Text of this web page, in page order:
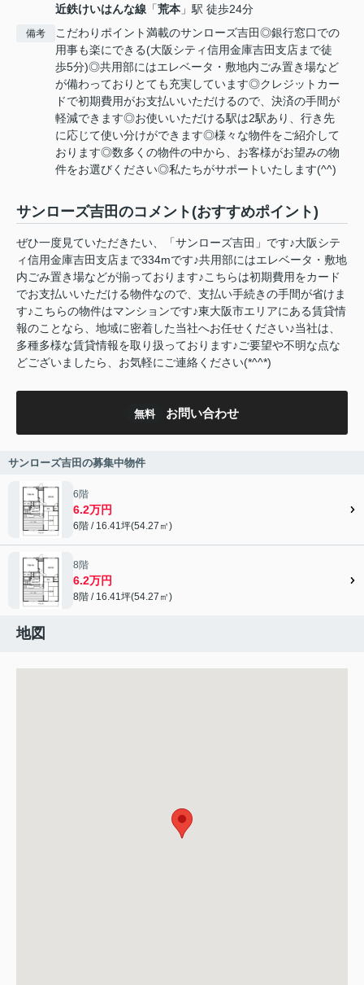
近鉄けいはんな線 「荒本 」駅 徒歩24分
備考
こだわりポイント満載のサンローズ吉田◎銀行窓口での
用事も楽にできる(大阪シティ信用金庫吉田支店まで徒
歩5分)◎共用部にはエレベータ・敷地内ごみ置き場など
が備わっておりとても充実しています◎クレジットカー
ドで初期費用がお支払いいただけるので、決済の手間が
軽減できます◎お使いいただける駅は2駅あり、行き先
に応じて使い分けができます◎様々な物件をご紹介して
おります◎数多くの物件の中から、お客様がお望みの物
件をお選びください◎私たちがサポートいたします(^^)
サンローズ吉田のコメント(おすすめポイント)
ぜひ一度見ていただきたい、「サンローズ吉田」です♪大阪シテ
ィ信用金庫吉田支店まで334mです♪共用部にはエレベータ・敷地
内ごみ置き場などが揃っております♪こちらは初期費用をカード
でお支払いいただける物件なので、支払い手続きの手間が省けま
す♪こちらの物件はマンションです♪東大阪市エリアにある賃貸情
報のことなら、地域に密着した当社へお任せください♪当社は、
多種多様な賃貸情報を取り扱っております♪ご要望や不明な点な
どございましたら、お気軽にご連絡ください(*^^*)
無料 お問い合わせ
サンローズ吉田の募集中物件
6階
6.2万円
6階 / 16.41坪(54.27㎡)
8階
6.2万円
8階 / 16.41坪(54.27㎡)
地図